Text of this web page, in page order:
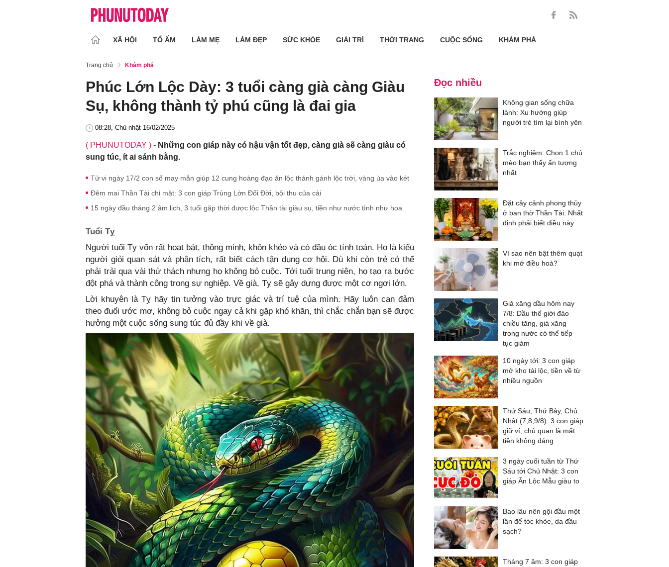
XÃ HỘI TỔ ẤM LÀM MẸ LÀM ĐẸP SỨC KHỎE GIẢI TRÍ THỜI TRANG CUỘC SỐNG KHÁM PHÁ
Trang chủ Khám phá
Phúc Lớn Lộc Dày: 3 tuổi càng già càng Giàu
Sụ, không thành tỷ phú cũng là đai gia
08:28, Chủ nhật 16/02/2025
( PHUNUTODAY ) - Những con giáp này có hậu vận tốt đẹp, càng già sẽ càng giàu có
sung túc, ít ai sánh bằng.
Tử vi ngày 17/2 con số may mắn giúp 12 cung hoàng đạo ăn lộc thánh gánh lộc trời, vàng ùa vào két
Đêm mai Thần Tài chỉ mặt: 3 con giáp Trúng Lớn Đổi Đời, bội thu của cải
15 ngày đầu tháng 2 âm lịch, 3 tuổi gặp thời được lộc Thần tài giàu sụ, tiền như nước tình như hoa
Tuổi Tỵ
Người tuổi Tỵ vốn rất hoạt bát, thông minh, khôn khéo và có đầu óc tính toán. Họ là kiểu
người giỏi quan sát và phân tích, rất biết cách tận dụng cơ hội. Dù khi còn trẻ có thể
phải trải qua vài thử thách nhưng họ không bỏ cuộc. Tới tuổi trung niên, họ tạo ra bước
đột phá và thành công trong sự nghiệp. Về già, Tỵ sẽ gây dựng được một cơ ngơi lớn.
Lời khuyên là Tỵ hãy tin tưởng vào trực giác và trí tuệ của mình. Hãy luôn can đảm
theo đuổi ước mơ, không bỏ cuộc ngay cả khi gặp khó khăn, thì chắc chắn bạn sẽ được
hưởng một cuộc sống sung túc đủ đầy khi về già.
Đọc nhiều
Không gian sống chữa
lành: Xu hướng giúp
người trẻ tìm lại bình yên
Trắc nghiệm: Chọn 1 chú
mèo bạn thấy ấn tượng
nhất
Đặt cây cảnh phong thủy
ở ban thờ Thần Tài: Nhất
định phải biết điều này
Vì sao nên bật thêm quạt
khi mở điều hoà?
Giá xăng dầu hôm nay
7/8: Dầu thế giới đảo
chiều tăng, giá xăng
trong nước có thể tiếp
tục giảm
10 ngày tới: 3 con giáp
mở kho tài lộc, tiền về từ
nhiều nguồn
Thứ Sáu, Thứ Bảy, Chủ
Nhật (7,8,9/8): 3 con giáp
giữ ví, chủ quan là mất
tiền không đáng
3 ngày cuối tuần từ Thứ
Sáu tới Chủ Nhật: 3 con
giáp Ăn Lộc Mẫu giàu to
Bao lâu nên gội đầu một
lần để tóc khỏe, da đầu
sạch?
Tháng 7 âm: 3 con giáp